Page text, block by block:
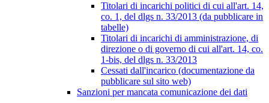
Titolari di incarichi politici di cui all'art. 14,
co. 1, del dlgs n. 33/2013 (da pubblicare in
tabelle)
Titolari di incarichi di amministrazione, di
direzione o di governo di cui all'art. 14, co.
1-bis, del dlgs n. 33/2013
Cessati dall'incarico (documentazione da
pubblicare sul sito web)
Sanzioni per mancata comunicazione dei dati